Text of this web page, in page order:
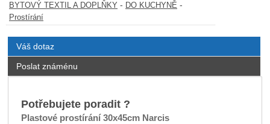
BYTOVÝ TEXTIL A DOPLŇKY - DO KUCHYNĚ -
Prostírání
Váš dotaz
Poslat známénu
Potřebujete poradit ?
Plastové prostírání 30x45cm Narcis